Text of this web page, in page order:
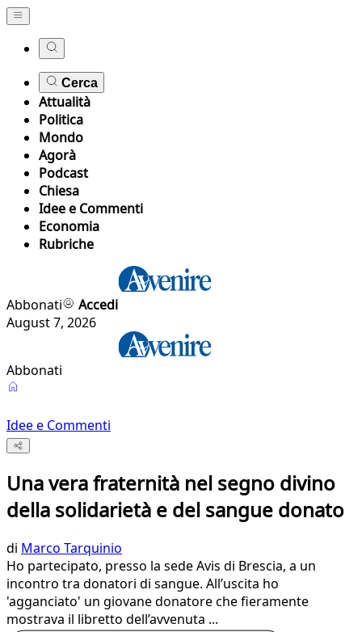
Cerca
Attualità
Politica
Mondo
Agorà
Podcast
Chiesa
Idee e Commenti
Economia
Rubriche
Abbonati
Accedi
August 7, 2026
Abbonati
Idee e Commenti
Una vera fraternità nel segno divino
della solidarietà e del sangue donato
di Marco Tarquinio
Ho partecipato, presso la sede Avis di Brescia, a un
incontro tra donatori di sangue. All’uscita ho
'agganciato' un giovane donatore che fieramente
mostrava il libretto dell’avvenuta ...